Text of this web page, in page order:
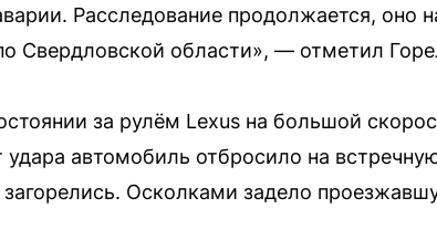
Расследование продолжается, оно
Свердловской области», — отметил
за рулём Lexus на большой
автомобиль отбросило на
Осколками задело